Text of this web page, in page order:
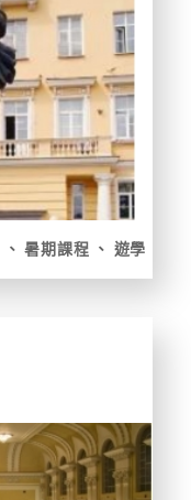
暑期課程 遊學